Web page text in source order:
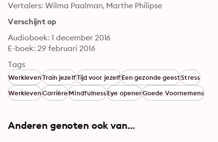
Vertalers: Wilma Paalman, Marthe Philipse
Verschijnt op
Audioboek: 1 december 2016
E-boek: 29 februari 2016
Tags
WerklevenTrain jezelfTijd voor jezelfEen gezonde geestStress
WerklevenCarrièreMindfulnessEye openerGoede Voornemens
Anderen genoten ook van...